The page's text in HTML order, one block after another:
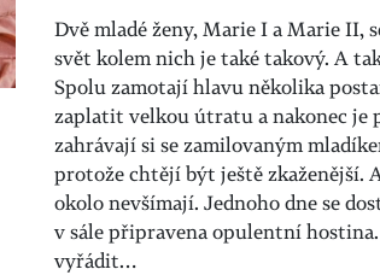
Dvě mladé ženy, Marie I a Marie II,
svět kolem nich je také takový. A
Spolu zamotají hlavu několika
zaplatit velkou útratu a nakonec je
zahrávají si se zamilovaným
protože chtějí být ještě zkaženější.
okolo nevšímají. Jednoho dne se
v sále připravena opulentní
vyřádit…